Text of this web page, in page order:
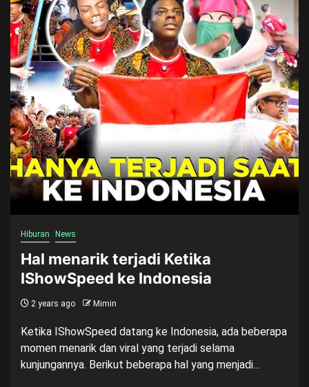
Hiburan News
Hal menarik terjadi Ketika
IShowSpeed ke Indonesia
2 years ago Mimin
Ketika IShowSpeed datang ke Indonesia, ada beberapa
momen menarik dan viral yang terjadi selama
kunjungannya. Berikut beberapa hal yang menjadi...